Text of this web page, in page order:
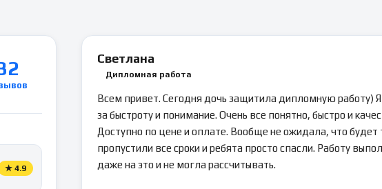
★4.9
Светлана
Дипломная работа
Всем привет. Сегодня дочь защитила дипломную работу)
за быстроту и понимание. Очень все понятно, быстро и
Доступно по цене и оплате. Вообще не ожидала, что будет
пропустили все сроки и ребята просто спасли. Работу
даже на это и не могла рассчитывать.